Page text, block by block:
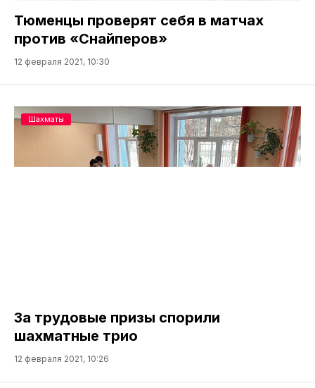
Тюменцы проверят себя в матчах
против «Снайперов»
12 февраля 2021, 10:30
За трудовые призы спорили
шахматные трио
12 февраля 2021, 10:26
Шахматы